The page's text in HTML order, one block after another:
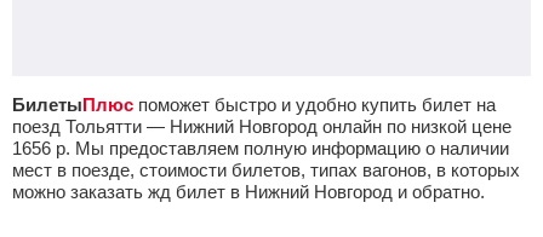
БилетыПлюс поможет быстро и удобно купить билет на
поезд Тольятти — Нижний Новгород онлайн по низкой цене
1656 р. Мы предоставляем полную информацию о наличии
мест в поезде, стоимости билетов, типах вагонов, в которых
можно заказать жд билет в Нижний Новгород и обратно.